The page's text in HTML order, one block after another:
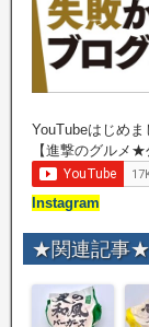
YouTubeはじめ
【進撃のグルメ★
Instagram
★関連記事★